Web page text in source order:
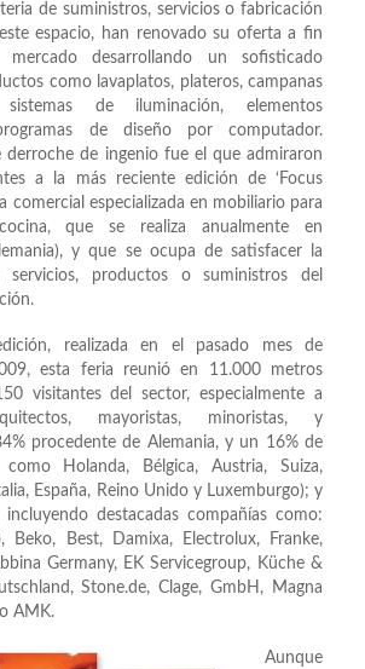
de suministros, servicios o fabricación
espacio, han renovado su oferta a fin
desarrollando un sofisticado
como lavaplatos, plateros, campanas
de iluminación, elementos
de diseño por computador.
derroche de ingenio fue el que admiraron
a la más reciente edición de ‘Focus
comercial especializada en mobiliario para
que se realiza anualmente en
y que se ocupa de satisfacer la
productos o suministros del
realizada en el pasado mes de
esta feria reunió en 11.000 metros
visitantes del sector, especialmente a
mayoristas, minoristas, y
procedente de Alemania, y un 16% de
Holanda, Bélgica, Austria, Suiza,
España, Reino Unido y Luxemburgo); y
destacadas compañías como:
Beko, Best, Damixa, Electrolux, Franke,
Germany, EK Servicegroup, Küche &
Stone.de, Clage, GmbH, Magna
AMK.
Aunque